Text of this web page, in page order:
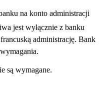
na konto administracji
jest wyłącznie z banku
administrację. Bank
są wymagane.